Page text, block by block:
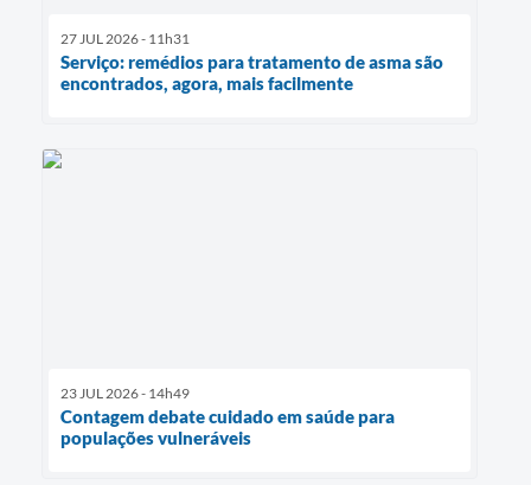
27 JUL 2026 - 11h31
Serviço: remédios para tratamento de asma são
encontrados, agora, mais facilmente
23 JUL 2026 - 14h49
Contagem debate cuidado em saúde para
populações vulneráveis